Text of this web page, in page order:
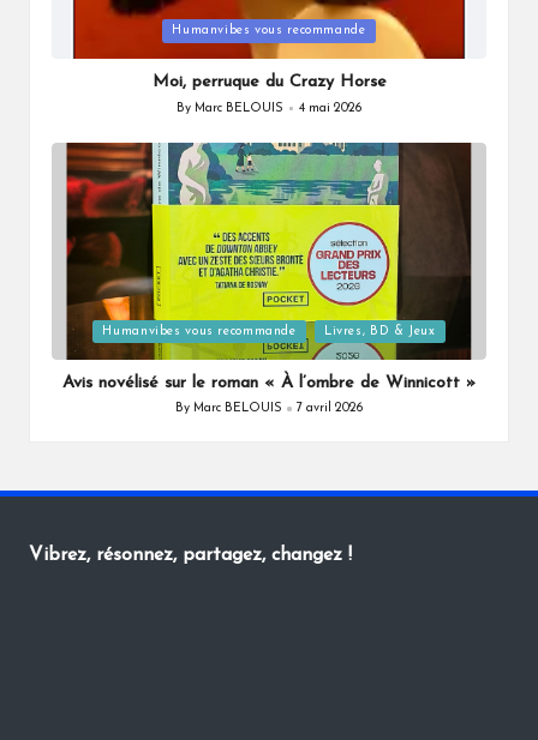
in
Humanvibes vous recommande
Moi, perruque du Crazy Horse
Posted
By Marc BELOUIS 4 mai 2026
Posted
in
Humanvibes vous recommande Livres, BD & Jeux
Avis novélisé sur le roman « À l’ombre de Winnicott »
Posted
By Marc BELOUIS 7 avril 2026
Vibrez, résonnez, partagez, changez !